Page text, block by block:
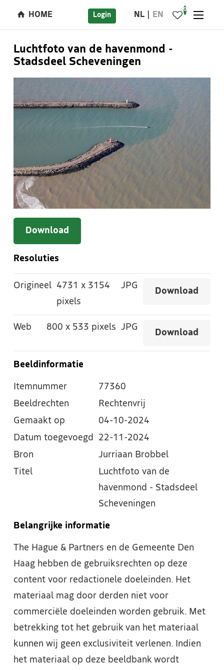
HOME Login NL EN
0
Luchtfoto van de havenmond -
Stadsdeel Scheveningen
Download
Resoluties
Origineel 4731 x 3154
pixels
JPG
Download
Web 800 x 533 pixels JPG
Download
Beeldinformatie
Itemnummer
77360
Beeldrechten
Rechtenvrij
Gemaakt op
04-10-2024
Datum toegevoegd
22-11-2024
Bron
Jurriaan Brobbel
Titel
Luchtfoto van de
havenmond - Stadsdeel
Scheveningen
Belangrijke informatie
The Hague & Partners en de Gemeente Den
Haag hebben de gebruiksrechten op deze
content voor redactionele doeleinden. Het
materiaal mag door derden niet voor
commerciële doeleinden worden gebruik. Met
betrekking tot het gebruik van het materiaal
kunnen wij geen exclusiviteit verlenen. Indien
het materiaal op deze beeldbank wordt